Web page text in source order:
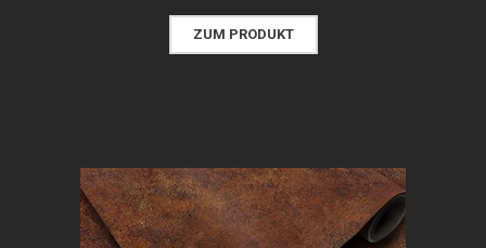
ZUM PRODUKT